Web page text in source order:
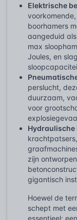
Elektrische
boorhamers
aangeduid
max
Joules, en
perslucht,
duurzaam,
voor
Hydraulische
zijn
gigantisch
Hoewel de
schept met
essentieel: